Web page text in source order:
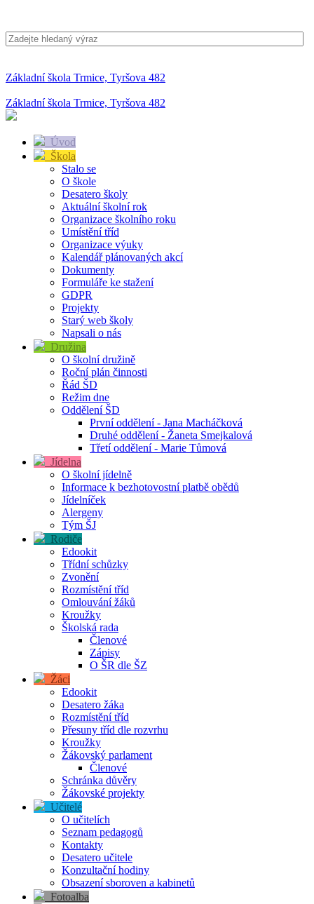
Základní škola Trmice, Tyršova 482
Základní škola Trmice, Tyršova 482
Úvod
Škola
Stalo se
O škole
Desatero školy
Aktuální školní rok
Organizace školního roku
Umístění tříd
Organizace výuky
Kalendář plánovaných akcí
Dokumenty
Formuláře ke stažení
GDPR
Projekty
Starý web školy
Napsali o nás
Družina
O školní družině
Roční plán činnosti
Řád ŠD
Režim dne
Oddělení ŠD
První oddělení - Jana Macháčková
Druhé oddělení - Žaneta Smejkalová
Třetí oddělení - Marie Tůmová
Jídelna
O školní jídelně
Informace k bezhotovostní platbě obědů
Jídelníček
Alergeny
Tým ŠJ
Rodiče
Edookit
Třídní schůzky
Zvonění
Rozmístění tříd
Omlouvání žáků
Kroužky
Školská rada
Členové
Zápisy
O ŠR dle ŠZ
Žáci
Edookit
Desatero žáka
Rozmístění tříd
Přesuny tříd dle rozvrhu
Kroužky
Žákovský parlament
Členové
Schránka důvěry
Žákovské projekty
Učitelé
O učitelích
Seznam pedagogů
Kontakty
Desatero učitele
Konzultační hodiny
Obsazení sboroven a kabinetů
Fotoalba